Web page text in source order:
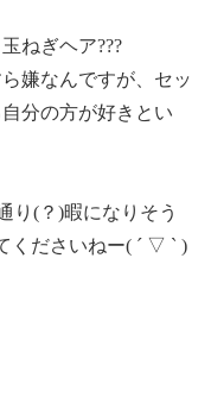
ねぎヘア???
嫌なんですが、セッ
分の方が好きとい
り(？)暇になりそう
くださいねー( ´ ▽ ` )